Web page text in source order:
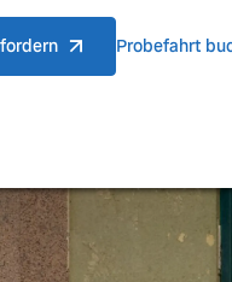
Probefahrt